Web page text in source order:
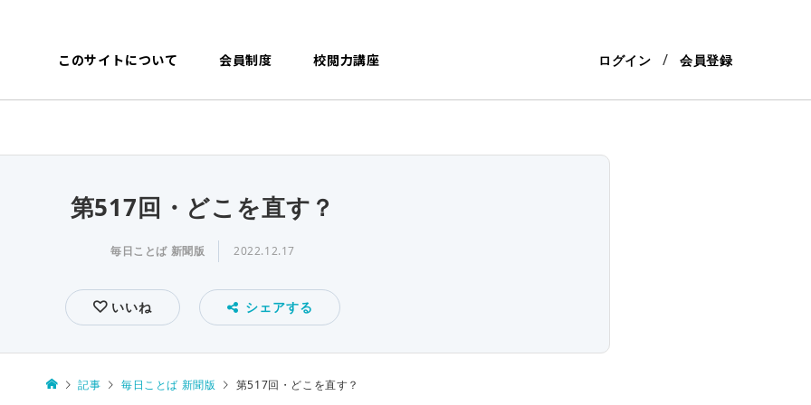
このサイトについて 会員制度 校閲力講座 ログイン 会員登録
第517回・どこを直す？
毎日ことば 新聞版 2022.12.17
いいね シェアする
記事 毎日ことば 新聞版 第517回・どこを直す？